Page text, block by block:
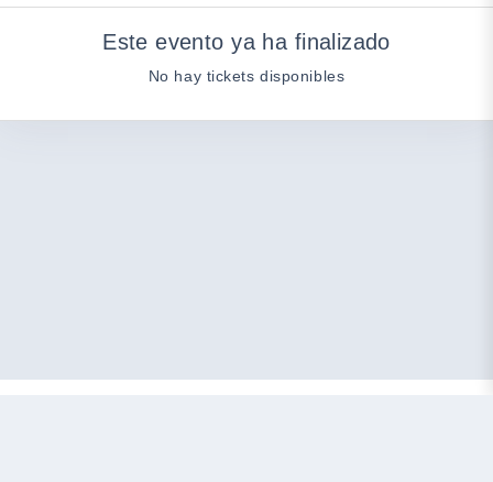
Este evento ya ha finalizado
No hay tickets disponibles